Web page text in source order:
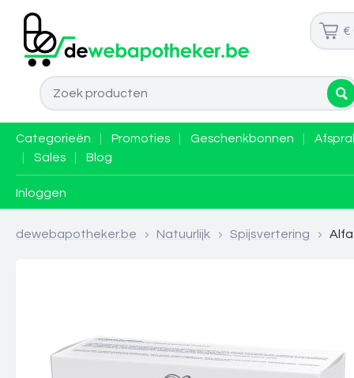
€
Categorieën Promoties Geschenkbonnen
Sales Blog
Inloggen
dewebapotheker.be > Natuurlijk > Spijsvertering >